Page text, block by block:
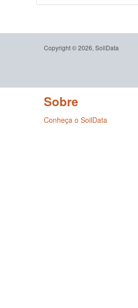
Copyright © 2026, SoilData
Sobre
Conheça o SoilData